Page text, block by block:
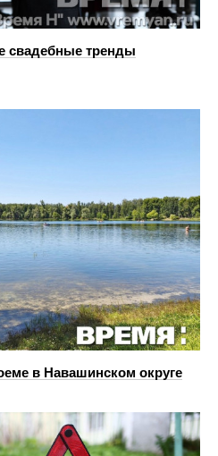
свадебные тренды
в Навашинском округе